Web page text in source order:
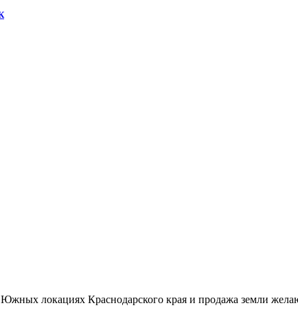
Южных локациях Краснодарского края и продажа земли